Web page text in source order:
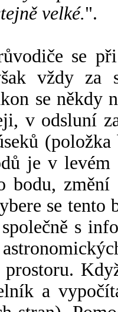
velké.".
se
vždy za
se někdy
v odsluní
je v
bodu,
se tento
s
a